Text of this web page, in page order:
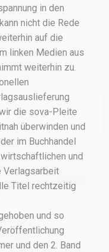
in den
nicht die Rede
auf die
linken Medien aus
weiterhin zu.
die sova-Pleite
überwinden und
im Buchhandel
und
Verlagsarbeit
Titel rechtzeitig
und so
und den 2. Band